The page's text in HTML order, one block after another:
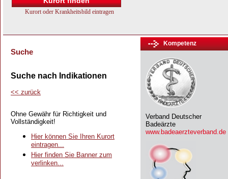
Suche
Suche nach Indikationen
<< zurück
Ohne Gewähr für Richtigkeit und
Vollständigkeit!
Hier können Sie Ihren Kurort
eintragen...
Hier finden Sie Banner zum
verlinken...
Kompetenz
Verband Deutscher
Badeärzte
www.badeaerzteverband.de